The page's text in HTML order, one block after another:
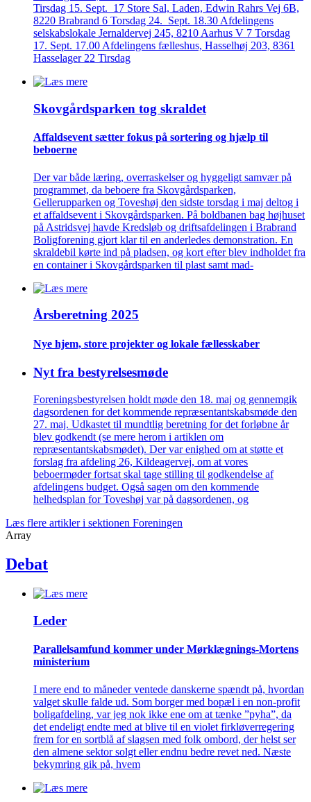
Tirsdag 15. Sept. 17 Store Sal, Laden, Edwin Rahrs Vej 6B,
8220 Brabrand 6 Torsdag 24. Sept. 18.30 Afdelingens
selskabslokale Jernaldervej 245, 8210 Aarhus V 7 Torsdag
17. Sept. 17.00 Afdelingens fælleshus, Hasselhøj 203, 8361
Hasselager 22 Tirsdag
Skovgårds­parken tog skraldet
Affaldsevent sætter fokus på sortering og hjælp til
beboerne
Der var både læring, overraskelser og hyggeligt samvær på
programmet, da beboere fra Skovgårdsparken,
Gellerupparken og Toveshøj den sidste torsdag i maj deltog i
et affaldsevent i Skovgårdsparken. På boldbanen bag højhuset
på Astridsvej havde Kredsløb og driftsafdelingen i Brabrand
Boligforening gjort klar til en anderledes demonstration. En
skraldebil kørte ind på pladsen, og kort efter blev indholdet fra
en container i Skovgårdsparken til plast samt mad-
Årsberetning 2025
Nye hjem, store projekter og lokale fælles­skaber
Nyt fra bestyrelsesmøde
Foreningsbestyrelsen holdt møde den 18. maj og gennemgik
dagsordenen for det kommende repræsentantskabsmøde den
27. maj. Udkastet til mundtlig beretning for det forløbne år
blev godkendt (se mere herom i artiklen om
repræsentantskabsmødet). Der var enighed om at støtte et
forslag fra afdeling 26, Kildeagervej, om at vores
beboermøder fortsat skal tage stilling til godkendelse af
afdelingens budget. Også sagen om den kommende
helhedsplan for Toveshøj var på dagsordenen, og
Læs flere artikler i sektionen Foreningen
Array
Debat
Leder
Parallelsamfund kommer under Mørklægnings-Mortens
ministerium
I mere end to måneder ventede danskerne spændt på, hvordan
valget skulle falde ud. Som borger med bopæl i en non-profit
boligafdeling, var jeg nok ikke ene om at tænke ”pyha”, da
det endeligt endte med at blive til en violet firkløverregering
frem for en sortblå af slagsen med folk ombord, der helst ser
den almene sektor solgt eller endnu bedre revet ned. Næste
bekymring gik på, hvem